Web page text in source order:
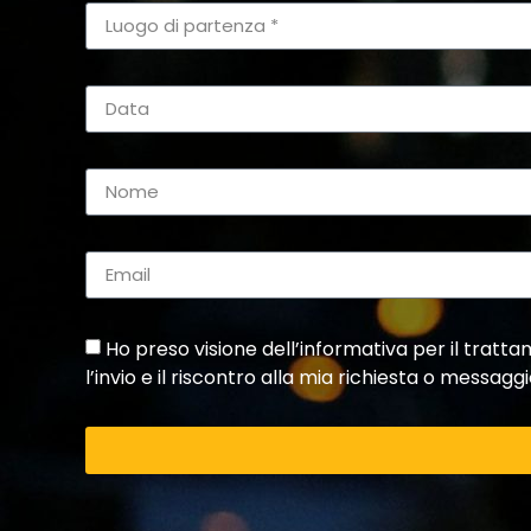
Ho preso visione dell’informativa per il
l’invio e il riscontro alla mia richiesta o